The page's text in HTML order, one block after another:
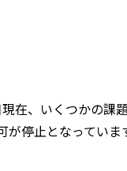
在、いくつかの課
停止となっていま